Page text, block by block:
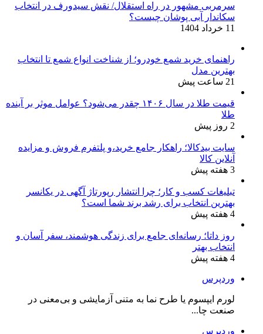
سرمربی مشهور در راه استقلال/ نقش سیدورف در انتخاب
سکاندار آبی پوشان چیست؟
11 خرداد 1404
راهنمای خرید شمع خودرو؛ از شناخت انواع شمع تا انتخاب
بهترین مدل
21 ساعت پیش
قیمت طلا در سال ۱۴۰۶ چقدر می‌شود؟ عوامل موثر بر آینده
طلا
2 روز پیش
سایت بیدکالا؛ راهکار جامع خرید،و پلتفرم فروش و مزایده
آنلاین کالا
3 هفته پیش
تبلیغات کسب و کار؛ چرا انتشار رپورتاژ آگهی در یکانسر
بهترین انتخاب برای رشد برند شما است؟
4 هفته پیش
روز داتا؛ رسانه‌ای جامع برای زندگی هوشمند، سفر آسان و
انتخاب بهتر
4 هفته پیش
وردپرس
لورم ایپسوم یا طرح‌ نما به متنی آزمایشی و بی‌معنی در
صنعت چا...
وردپرس